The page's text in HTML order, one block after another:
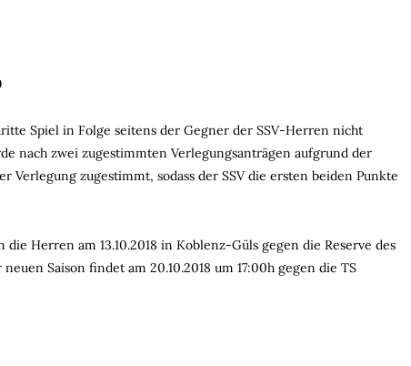
Spiel in Folge seitens der Gegner der SSV-Herren nicht
nach zwei zugestimmten Verlegungsanträgen aufgrund der
Verlegung zugestimmt, sodass der SSV die ersten beiden Punkte
die Herren am 13.10.2018 in Koblenz-Güls gegen die Reserve des
Saison findet am 20.10.2018 um 17:00h gegen die TS